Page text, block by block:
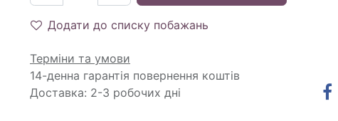
Додати до списку побажань
Терміни та умови
14-денна гарантія повернення коштів
Доставка: 2-3 робочих дні